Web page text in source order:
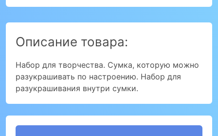
Описание товара:
Набор для творчества. Сумка, которую можно
разукрашивать по настроению. Набор для
разукрашивания внутри сумки.